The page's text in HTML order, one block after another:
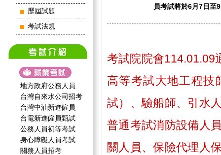
歷屆試題
考試法規
地方政府公務人員
台灣自來水公司招考
台灣中油新進僱員
台電新進僱員甄試
公務人員初等考試
身心障礙人員考試
關務人員招考
員考試將於6月7日至
考試院院會114.01.09
高等考試大地工程技
試）、驗船師、引水
普通考試消防設備人
關人員、保險代理人